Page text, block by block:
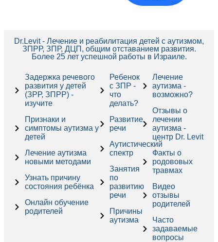
Dr.Levit - Лечение и реабилитация детей с аутизмом,
ЗПРР, ЗПР, ДЦП, общим отставанием развития.
Более 25 лет успешной работы в Израиле.
Задержка речевого
развития у детей
(ЗРР, ЗПРР) -
изучите
Признаки и
симптомы аутизма у
детей
Лечение аутизма
новыми методами
Узнать причину
состояния ребёнка
Онлайн обучение
родителей
Ребенок
с ЗПР -
что
делать?
Развитие
речи
Аутистический
спектр
Занятия
по
развитию
речи
Причины
аутизма
Лечение
аутизма -
возможно?
Отзывы о
лечении
аутизма -
центр Dr. Levit
Факты о
родововых
травмах
Видео
отзывы
родителей
Часто
задаваемые
вопросы